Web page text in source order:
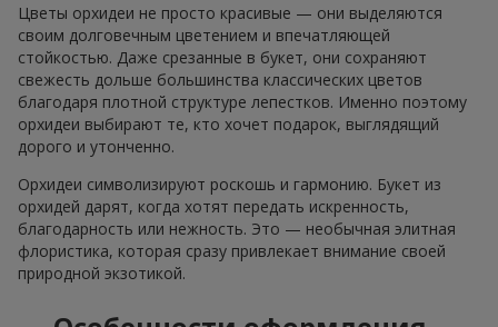
Цветы орхидеи не просто красивые — они выделяются
своим долговечным цветением и впечатляющей
стойкостью. Даже срезанные в букет, они сохраняют
свежесть дольше большинства классических цветов
благодаря плотной структуре лепестков. Именно поэтому
орхидеи выбирают те, кто хочет подарок, выглядящий
дорого и утонченно.
Орхидеи символизируют роскошь и гармонию. Букет из
орхидей дарят, когда хотят передать искренность,
благодарность или нежность. Это — необычная элитная
флористика, которая сразу привлекает внимание своей
природной экзотикой.